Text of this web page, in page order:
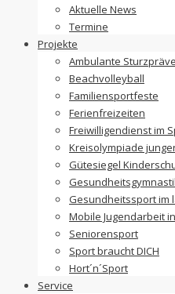
Aktuelle News
Termine
Projekte
Ambulante
Beachvolleyball
Familiensportfeste
Ferienfreizeiten
Freiwilligendienst im
Kreisolympiade
Gütesiegel
Gesundheitssport im
Mobile Jugendarbeit
Seniorensport
Sport braucht DICH
Hort´n´Sport
Service